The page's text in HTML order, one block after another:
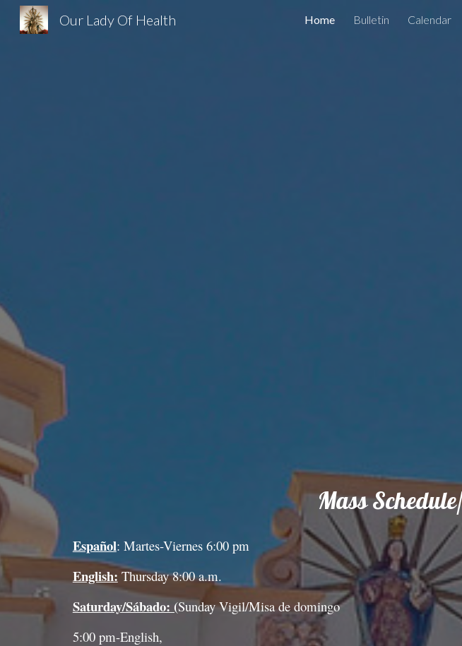
Skip to main content
Our Lady Of Health Home Bulletin Calendar
Mass
Español: Martes-Viernes 6:00 pm
English: Thursday 8:00 a.m.
Saturday/Sábado: (Sunday Vigil/Misa de domingo
5:00 pm-English,